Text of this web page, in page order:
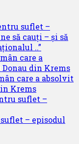
suflet –
să cauți – și să
..”
care a
din Krems
care a absolvit
Krems
suflet –
– episodul